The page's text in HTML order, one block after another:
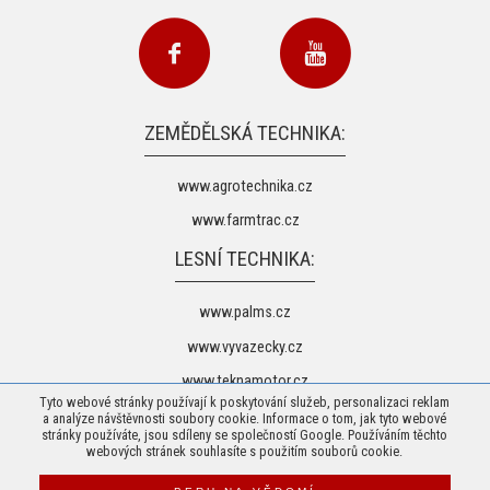
ZEMĚDĚLSKÁ TECHNIKA:
www.agrotechnika.cz
www.farmtrac.cz
LESNÍ TECHNIKA:
www.palms.cz
www.vyvazecky.cz
www.teknamotor.cz
© 2026 Agrotechnika Vaněk s.r.o. -
Tyto webové stránky používají k poskytování služeb, personalizaci reklam
a analýze návštěvnosti soubory cookie. Informace o tom, jak tyto webové
stránky používáte, jsou sdíleny se společností Google. Používáním těchto
webových stránek souhlasíte s použitím souborů cookie.